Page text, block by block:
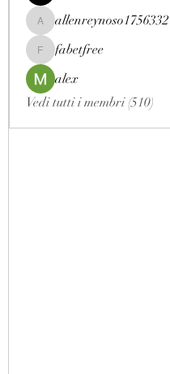
allenreynoso1756332
allenreynoso1756332
fabetfree
fabetfree
alex
Vedi tutti i membri (510)